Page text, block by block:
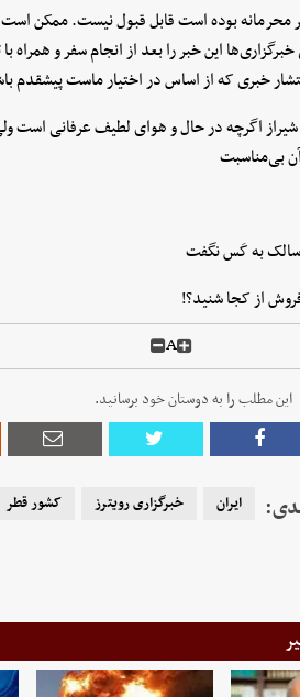
محرمانه بوده است قابل قبول نیست. ممکن
این خبر را بعد از انجام سفر و همراه
خبری که از اساس در اختیار ماست پیشقدم
اگرچه در حال و هوای لطیف عرفانی است
بی‌مناسبت
به کَس نگفت
از کجا شنید؟!
A
این مطلب را به دوستان خود برسانید.
ایران خبرگزاری رویترز کشور قطر